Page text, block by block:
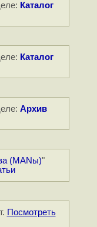
Каталог
Каталог
Архив
(MANы)"
Посмотреть